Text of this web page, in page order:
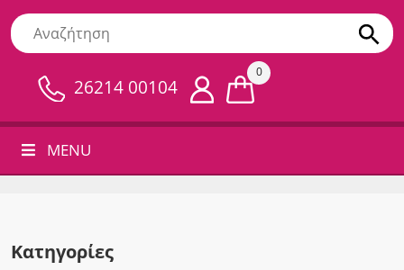
26214 00104
0
MENU
Κατηγορίες